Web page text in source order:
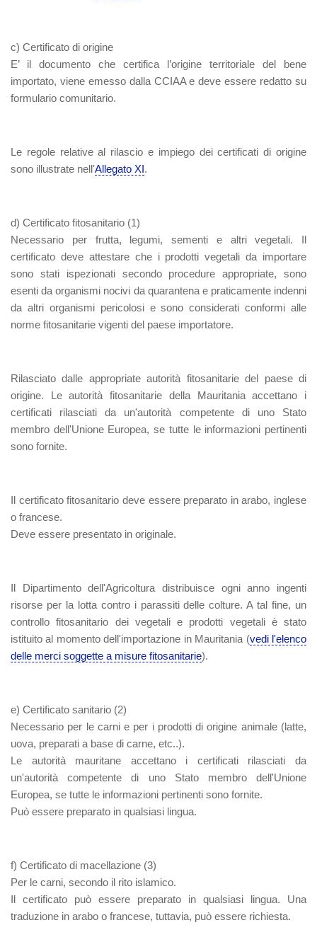
c) Certificato di origine
E’ il documento che certifica l’origine territoriale del bene
importato, viene emesso dalla CCIAA e deve essere redatto su
formulario comunitario.
Le regole relative al rilascio e impiego dei certificati di origine
sono illustrate nell'Allegato XI.
d) Certificato fitosanitario (1)
Necessario per frutta, legumi, sementi e altri vegetali. Il
certificato deve attestare che i prodotti vegetali da importare
sono stati ispezionati secondo procedure appropriate, sono
esenti da organismi nocivi da quarantena e praticamente indenni
da altri organismi pericolosi e sono considerati conformi alle
norme fitosanitarie vigenti del paese importatore.
Rilasciato dalle appropriate autorità fitosanitarie del paese di
origine. Le autorità fitosanitarie della Mauritania accettano i
certificati rilasciati da un'autorità competente di uno Stato
membro dell'Unione Europea, se tutte le informazioni pertinenti
sono fornite.
Il certificato fitosanitario deve essere preparato in arabo, inglese
o francese.
Deve essere presentato in originale.
Il Dipartimento dell'Agricoltura distribuisce ogni anno ingenti
risorse per la lotta contro i parassiti delle colture. A tal fine, un
controllo fitosanitario dei vegetali e prodotti vegetali è stato
istituito al momento dell'importazione in Mauritania (vedi l'elenco
delle merci soggette a misure fitosanitarie).
e) Certificato sanitario (2)
Necessario per le carni e per i prodotti di origine animale (latte,
uova, preparati a base di carne, etc..).
Le autorità mauritane accettano i certificati rilasciati da
un'autorità competente di uno Stato membro dell'Unione
Europea, se tutte le informazioni pertinenti sono fornite.
Può essere preparato in qualsiasi lingua.
f) Certificato di macellazione (3)
Per le carni, secondo il rito islamico.
Il certificato può essere preparato in qualsiasi lingua. Una
traduzione in arabo o francese, tuttavia, può essere richiesta.